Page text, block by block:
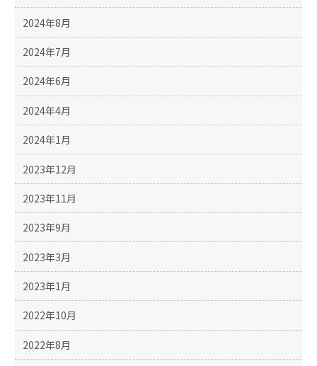
2024年8月
2024年7月
2024年6月
2024年4月
2024年1月
2023年12月
2023年11月
2023年9月
2023年3月
2023年1月
2022年10月
2022年8月